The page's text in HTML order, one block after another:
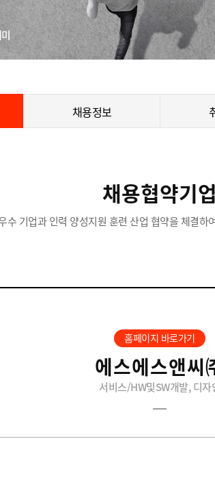
채용정보
채용협약기업
수 기업과 인력 양성지원 훈련 산업 협약을 체결
홈페이지 바로가기
에스에스앤씨
서비스/HW및SW개발, 디자